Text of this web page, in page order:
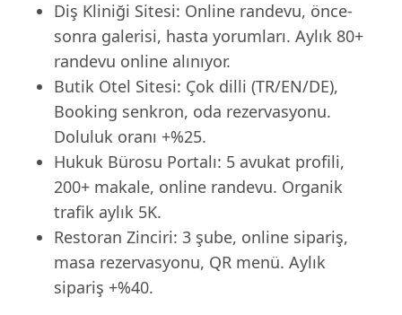
Diş Kliniği Sitesi: Online randevu, önce-
sonra galerisi, hasta yorumları. Aylık 80+
randevu online alınıyor.
Butik Otel Sitesi: Çok dilli (TR/EN/DE),
Booking senkron, oda rezervasyonu.
Doluluk oranı +%25.
Hukuk Bürosu Portalı: 5 avukat profili,
200+ makale, online randevu. Organik
trafik aylık 5K.
Restoran Zinciri: 3 şube, online sipariş,
masa rezervasyonu, QR menü. Aylık
sipariş +%40.